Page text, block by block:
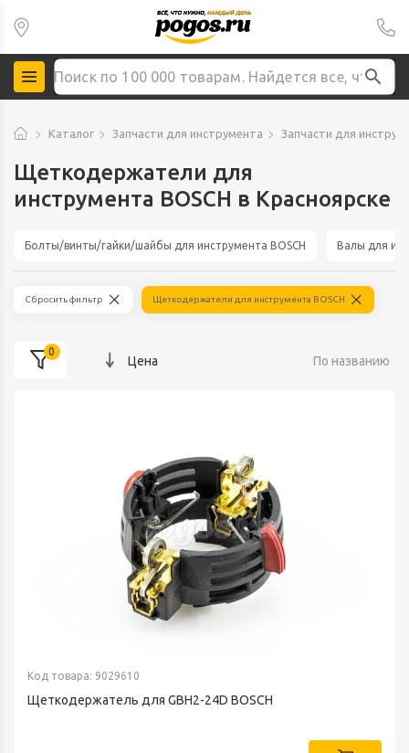
Каталог Запчасти для инструмента Запчасти для
Щеткодержатели для
инструмента BOSCH в Красноярске
Болты/винты/гайки/шайбы для инструмента BOSCH Валы для
Сбросить фильтр Щеткодержатели для инструмента BOSCH
0
Цена По названию
Код товара: 9029610
Щеткодержатель для GBH2-24D BOSCH